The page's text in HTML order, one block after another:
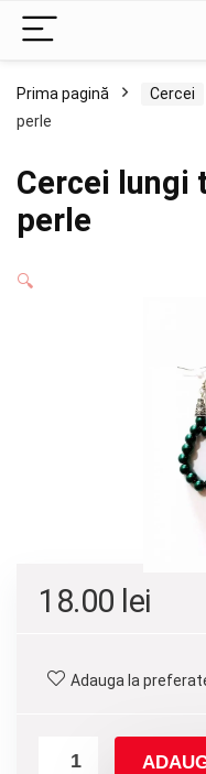
Prima pagină Cercei
perle
Cercei lungi
perle
🔍
18.00 lei
Adauga la